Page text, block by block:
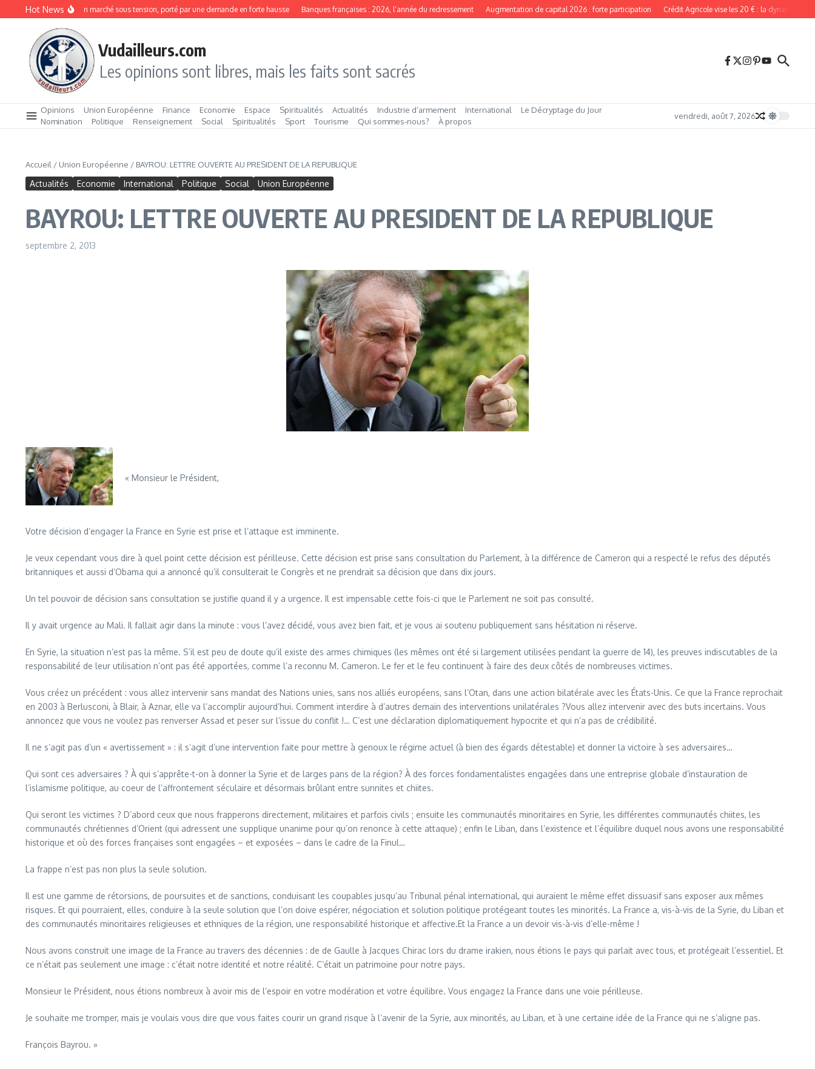
Aller au contenu
Hot News
Sardines en boîte : un marché sous tension, porté par une demande en forte hausse Banques françaises : 2026, l’année du redressement Augmentation de capital 2026 : forte participation Crédit Agricole vise les 20 € : la dynamique reste
Vudailleurs.com
Les opinions sont libres, mais les faits sont sacrés
Opinions Union Européenne Finance Economie Espace Spiritualités Actualités Industrie d’armement International
Le Décryptage du Jour
Nomination
Politique Renseignement Social Spiritualités Sport Tourisme Qui sommes‑nous? À propos
vendredi, août 7, 2026
Accueil / Union Européenne / BAYROU: LETTRE OUVERTE AU PRESIDENT DE LA REPUBLIQUE
Actualités Economie International Politique Social Union Européenne
BAYROU: LETTRE OUVERTE AU PRESIDENT DE LA REPUBLIQUE
septembre 2, 2013
« Monsieur le Président,
Votre décision d’engager la France en Syrie est prise et l’attaque est imminente.
Je veux cependant vous dire à quel point cette décision est périlleuse. Cette décision est prise sans consultation du Parlement, à la différence de Cameron qui a respecté le refus des députés
britanniques et aussi d’Obama qui a annoncé qu’il consulterait le Congrès et ne prendrait sa décision que dans dix jours.
Un tel pouvoir de décision sans consultation se justifie quand il y a urgence. Il est impensable cette fois-ci que le Parlement ne soit pas consulté.
Il y avait urgence au Mali. Il fallait agir dans la minute : vous l’avez décidé, vous avez bien fait, et je vous ai soutenu publiquement sans hésitation ni réserve.
En Syrie, la situation n’est pas la même. S’il est peu de doute qu’il existe des armes chimiques (les mêmes ont été si largement utilisées pendant la guerre de 14), les preuves indiscutables de la
responsabilité de leur utilisation n’ont pas été apportées, comme l’a reconnu M. Cameron. Le fer et le feu continuent à faire des deux côtés de nombreuses victimes.
Vous créez un précédent : vous allez intervenir sans mandat des Nations unies, sans nos alliés européens, sans l’Otan, dans une action bilatérale avec les États-Unis. Ce que la France reprochait
en 2003 à Berlusconi, à Blair, à Aznar, elle va l’accomplir aujourd’hui. Comment interdire à d’autres demain des interventions unilatérales ?Vous allez intervenir avec des buts incertains. Vous
annoncez que vous ne voulez pas renverser Assad et peser sur l’issue du conflit !… C’est une déclaration diplomatiquement hypocrite et qui n’a pas de crédibilité.
Il ne s’agit pas d’un « avertissement » : il s’agit d’une intervention faite pour mettre à genoux le régime actuel (à bien des égards détestable) et donner la victoire à ses adversaires…
Qui sont ces adversaires ? À qui s’apprête-t-on à donner la Syrie et de larges pans de la région? À des forces fondamentalistes engagées dans une entreprise globale d’instauration de
l’islamisme politique, au coeur de l’affrontement séculaire et désormais brûlant entre sunnites et chiites.
Qui seront les victimes ? D’abord ceux que nous frapperons directement, militaires et parfois civils ; ensuite les communautés minoritaires en Syrie, les différentes communautés chiites, les
communautés chrétiennes d’Orient (qui adressent une supplique unanime pour qu’on renonce à cette attaque) ; enfin le Liban, dans l’existence et l’équilibre duquel nous avons une responsabilité
historique et où des forces françaises sont engagées – et exposées – dans le cadre de la Finul…
La frappe n’est pas non plus la seule solution.
Il est une gamme de rétorsions, de poursuites et de sanctions, conduisant les coupables jusqu’au Tribunal pénal international, qui auraient le même effet dissuasif sans exposer aux mêmes
risques. Et qui pourraient, elles, conduire à la seule solution que l’on doive espérer, négociation et solution politique protégeant toutes les minorités. La France a, vis-à-vis de la Syrie, du Liban et
des communautés minoritaires religieuses et ethniques de la région, une responsabilité historique et affective.Et la France a un devoir vis-à-vis d’elle-même !
Nous avons construit une image de la France au travers des décennies : de de Gaulle à Jacques Chirac lors du drame irakien, nous étions le pays qui parlait avec tous, et protégeait l’essentiel. Et
ce n’était pas seulement une image : c’était notre identité et notre réalité. C’était un patrimoine pour notre pays.
Monsieur le Président, nous étions nombreux à avoir mis de l’espoir en votre modération et votre équilibre. Vous engagez la France dans une voie périlleuse.
Je souhaite me tromper, mais je voulais vous dire que vous faites courir un grand risque à l’avenir de la Syrie, aux minorités, au Liban, et à une certaine idée de la France qui ne s’aligne pas.
François Bayrou. »